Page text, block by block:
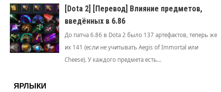
[Dota 2] [Перевод] Влияние предметов,
введённых в 6.86
До патча 6.86 в Dota 2 было 137 артефактов, теперь же
их 141 (если не учитывать Aegis of Immortal или
Cheese). У каждого предмета есть...
ЯРЛЫКИ